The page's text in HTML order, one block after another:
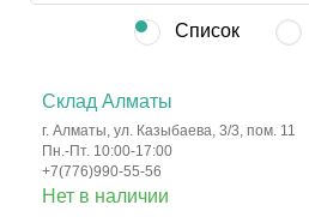
Список
Склад Алматы
г. Алматы, ул. Казыбаева, 3/3, пом. 11
Пн.-Пт. 10:00-17:00
+7(776)990-55-56
Нет в наличии